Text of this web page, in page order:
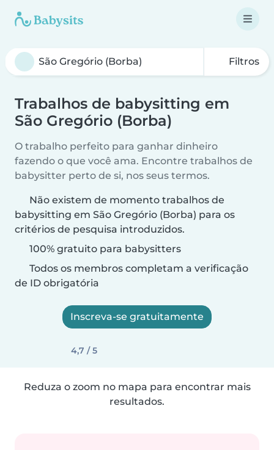
Filtros
Trabalhos de babysitting em
São Gregório (Borba)
O trabalho perfeito para ganhar dinheiro
fazendo o que você ama. Encontre trabalhos de
babysitter perto de si, nos seus termos.
Não existem de momento trabalhos de
babysitting em São Gregório (Borba) para os
critérios de pesquisa introduzidos.
100% gratuito para babysitters
Todos os membros completam a verificação
de ID obrigatória
Inscreva-se gratuitamente
4,7 / 5
Reduza o zoom no mapa para encontrar mais
resultados.